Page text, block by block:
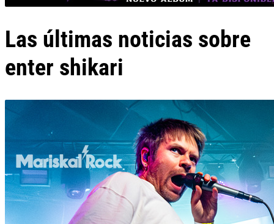
Las últimas noticias sobre
enter shikari